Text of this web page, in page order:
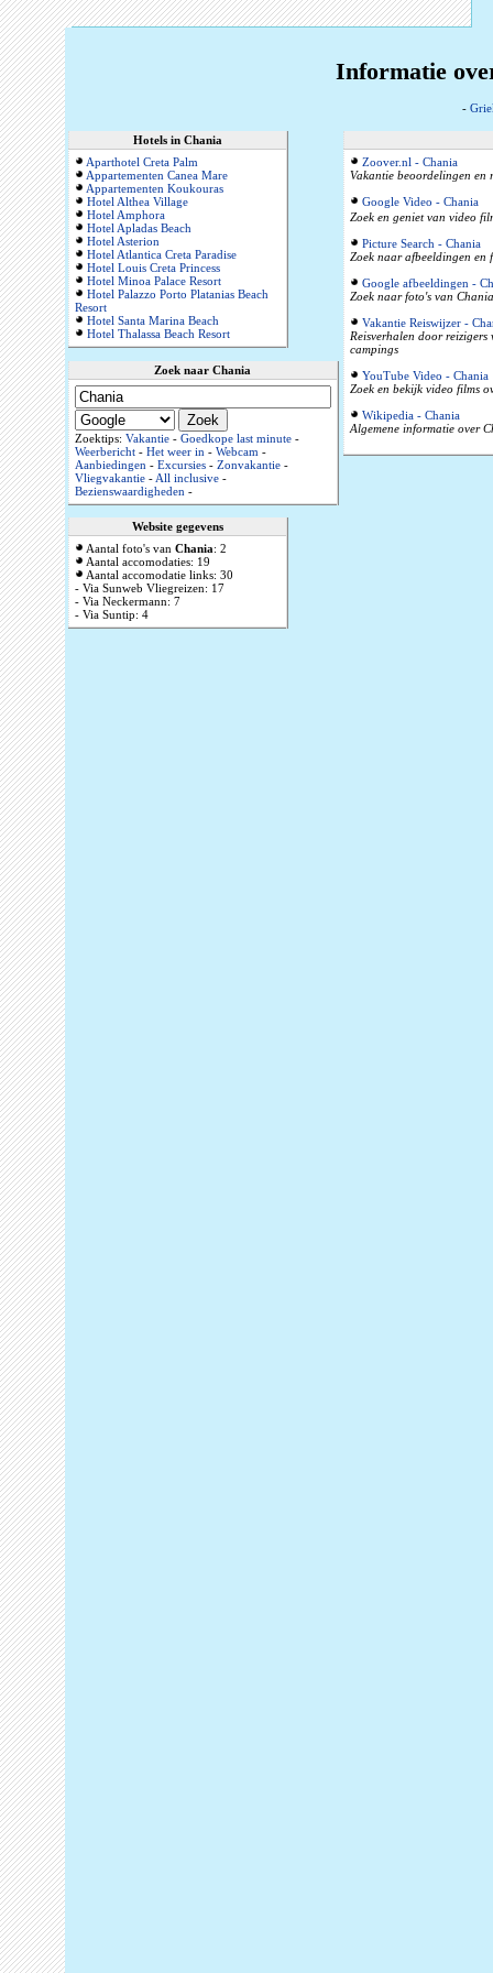
Informatie
-
Hotels in Chania
Aparthotel Creta Palm
Appartementen Canea Mare
Appartementen Koukouras
Hotel Althea Village
Hotel Amphora
Hotel Apladas Beach
Hotel Asterion
Hotel Atlantica Creta Paradise
Hotel Louis Creta Princess
Hotel Minoa Palace Resort
Hotel Palazzo Porto Platanias Beach
Resort
Hotel Santa Marina Beach
Hotel Thalassa Beach Resort
Zoek naar Chania
Zoektips: Vakantie- Goedkope last minute-
Weerbericht- Het weer in- Webcam-
Aanbiedingen- Excursies- Zonvakantie-
Vliegvakantie-All inclusive-
Bezienswaardigheden-
Website gegevens
Aantal foto's van Chania: 2
Aantal accomodaties: 19
Aantal accomodatie links: 30
- Via Sunweb Vliegreizen: 17
- Via Neckermann: 7
- Via Suntip: 4
Zoover.nl - Chania
Vakantie beoordelingen en
Google Video - Chania
Zoek en geniet van video
Picture Search - Chania
Zoek naar afbeeldingen en
Google afbeeldingen -
Zoek naar foto's van
Vakantie Reiswijzer -
Reisverhalen door reizigers
campings
YouTube Video - Chania
Zoek en bekijk video films
Wikipedia - Chania
Algemene informatie over